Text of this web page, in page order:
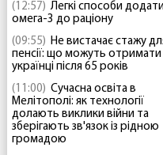
(12:57) Легкі способи додати
омега-3 до раціону
(09:55) Не вистачає стажу
пенсії: що можуть отримати
українці після 65 років
(11:00) Сучасна освіта в
Мелітополі: як технології
долають виклики війни та
зберігають зв'язок із рідною
громадою